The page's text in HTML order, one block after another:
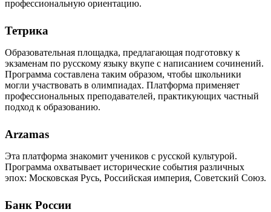
профессиональную ориентацию.
Тетрика
Образовательная площадка, предлагающая подготовку к
экзаменам по русскому языку вкупе с написанием сочинений.
Программа составлена таким образом, чтобы школьники
могли участвовать в олимпиадах. Платформа применяет
профессиональных преподавателей, практикующих частный
подход к образованию.
Arzamas
Эта платформа знакомит учеников с русской культурой.
Программа охватывает исторические события различных
эпох: Московская Русь, Российская империя, Советский Союз.
Банк России